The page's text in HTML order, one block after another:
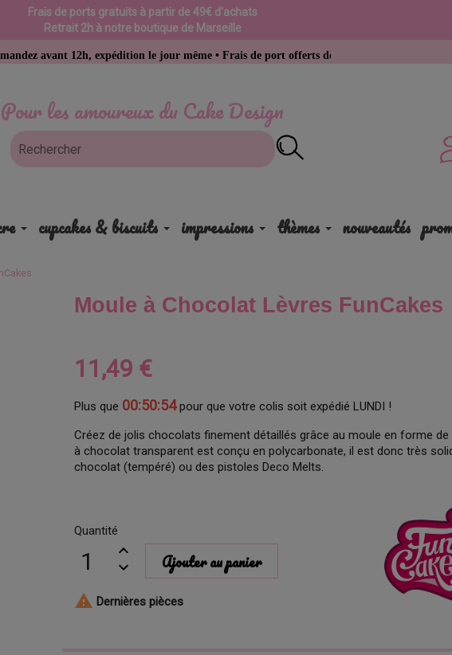
Frais de ports gratuits à partir de 49€ d'achats
Retrait 2h à notre boutique de Marseille
Pour les amoureux du Cake Design
12h, expédition le jour même • Frais de port offerts dès 49 € d’achat
cupcakes & biscuits impressions thèmes nouveautés
Moule à Chocolat Lèvres FunCakes
11,49 €
Plus que 00:50:53pour que votre colis soit expédié LUNDI !
Créez de jolis chocolats finement détaillés grâce au moule en forme de
à chocolat transparent est conçu en polycarbonate, il est donc très
chocolat (tempéré) ou des pistoles Deco Melts.
Quantité
Ajouter au panier
 Dernières pièces